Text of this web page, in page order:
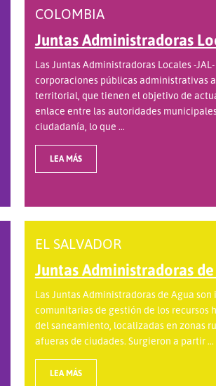
COLOMBIA
Juntas Administradoras
Las Juntas Administradoras Locales -
corporaciones públicas administrativas
territorial, que tienen el objetivo de
enlace entre las autoridades
ciudadanía, lo que ...
LEA MÁS
EL SALVADOR
Juntas Administradoras
Las Juntas Administradoras de Agua son
comunitarias de gestión de los recursos
del saneamiento, localizadas en zonas
afueras de ciudades. Surgieron a partir ...
LEA MÁS